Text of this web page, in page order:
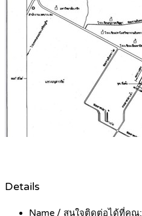
Details
Name / สนใจติดต่อได้ที่คุณ: